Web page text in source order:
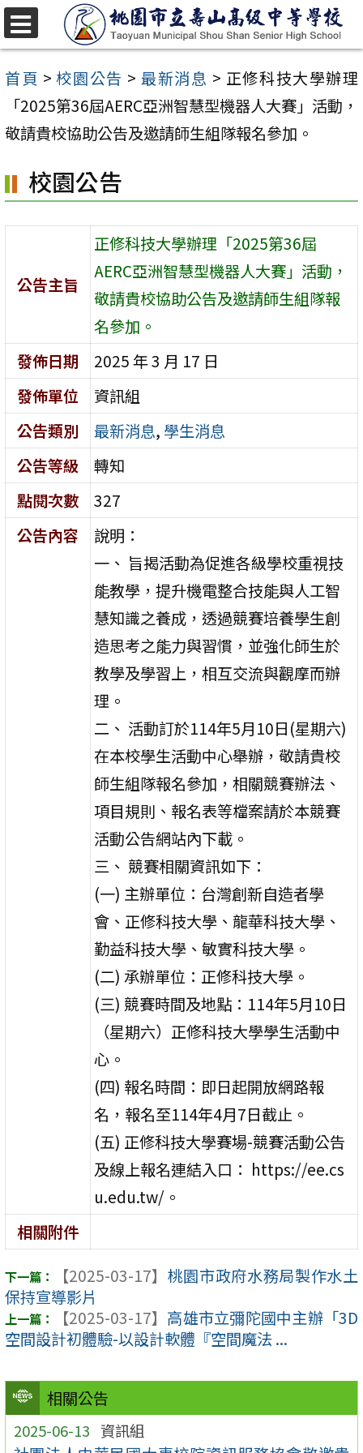
跳
至
主
內
區
首頁 >校園公告 >最新消息 > 正修科技大學辦理
「2025第36屆AERC亞洲智慧型機器人大賽」活動，
敬請貴校協助公告及邀請師生組隊報名參加。
相關公告
2025-06-13 資訊組
校園公告
公告主旨
正修科技大學辦理「2025第36屆
AERC亞洲智慧型機器人大賽」活動，
敬請貴校協助公告及邀請師生組隊報
名參加。
發佈日期
2025 年 3 月 17 日
發佈單位
資訊組
公告類別
最新消息, 學生消息
公告等級
轉知
點閱次數
327
公告內容
說明：
一、 旨揭活動為促進各級學校重視技
能教學，提升機電整合技能與人工智
慧知識之養成，透過競賽培養學生創
造思考之能力與習慣，並強化師生於
教學及學習上，相互交流與觀摩而辦
理。
二、 活動訂於114年5月10日(星期六)
在本校學生活動中心舉辦，敬請貴校
師生組隊報名參加，相關競賽辦法、
項目規則、報名表等檔案請於本競賽
活動公告網站內下載。
三、 競賽相關資訊如下：
(一) 主辦單位：台灣創新自造者學
會、正修科技大學、龍華科技大學、
勤益科技大學、敏實科技大學。
(二) 承辦單位：正修科技大學。
(三) 競賽時間及地點：114年5月10日
（星期六）正修科技大學學生活動中
心。
(四) 報名時間：即日起開放網路報
名，報名至114年4月7日截止。
(五) 正修科技大學賽場-競賽活動公告
及線上報名連結入口： https://ee.cs
u.edu.tw/。
相關附件
【2025-03-17】 桃園市政府水務局製作水土
保持宣導影片
【2025-03-17】 高雄市立彌陀國中主辦「3D
空間設計初體驗-以設計軟體『空間魔法 ...
選
單